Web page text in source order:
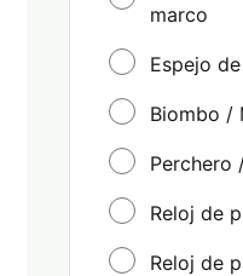
marco
Espejo
Biombo /
Perchero
Reloj de
Reloj de